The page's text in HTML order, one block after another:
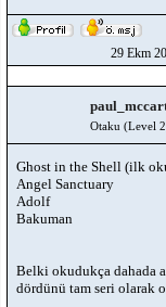
29 Ekm
Otaku (Level
Ghost in the Shell (ilk
Angel Sanctuary
Adolf
Bakuman
Belki okudukça dahada
dördünü tam seri olarak